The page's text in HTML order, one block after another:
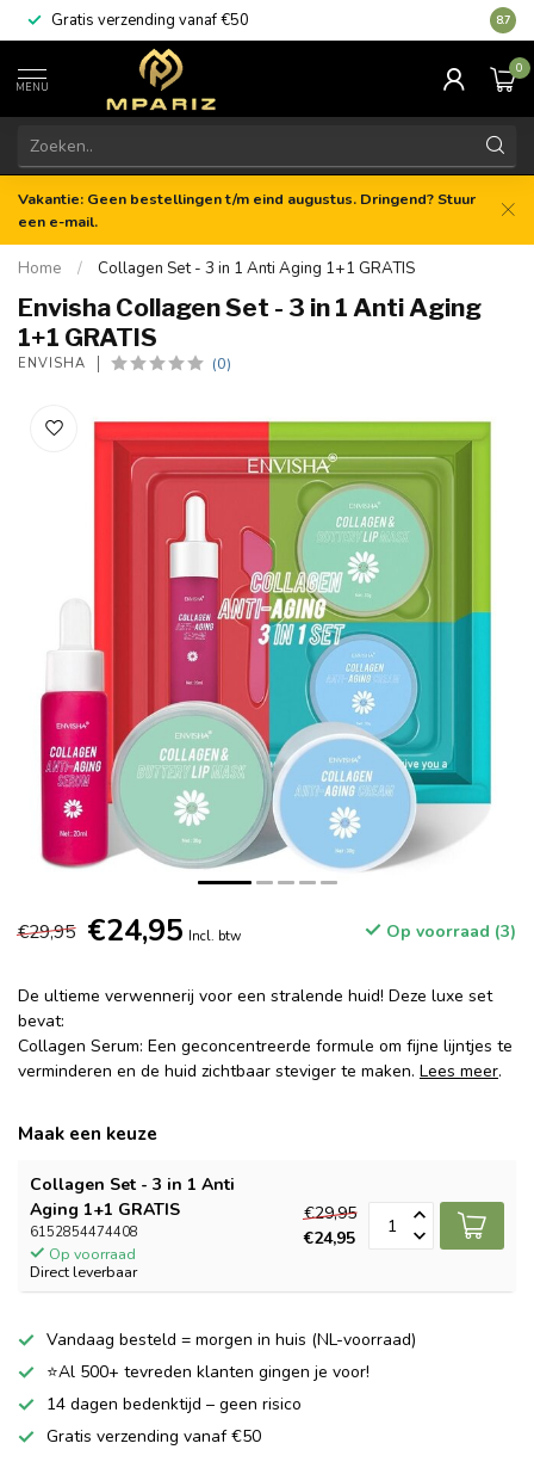
Gratis verzending vanaf €50 8.7
MENU
0
Vakantie: Geen bestellingen t/m eind augustus. Dringend? Stuur
een e-mail.
Home / Collagen Set - 3 in 1 Anti Aging 1+1 GRATIS
Envisha Collagen Set - 3 in 1 Anti Aging
1+1 GRATIS
ENVISHA (0)
€29,95 €24,95 Incl. btw Op voorraad (3)
De ultieme verwennerij voor een stralende huid! Deze luxe set
bevat:
Collagen Serum: Een geconcentreerde formule om fijne lijntjes te
verminderen en de huid zichtbaar steviger te maken. Lees meer.
Maak een keuze
Collagen Set - 3 in 1 Anti
Aging 1+1 GRATIS
6152854474408
Op voorraad
Direct leverbaar
€29,95
€24,95
Vandaag besteld = morgen in huis (NL-voorraad)
⭐Al 500+ tevreden klanten gingen je voor!
14 dagen bedenktijd – geen risico
Gratis verzending vanaf €50